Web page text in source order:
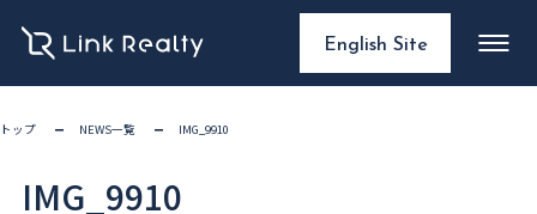
English Site
トップ NEWS一覧 IMG_9910
IMG_9910